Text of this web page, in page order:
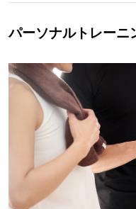
パーソナルトレーニ